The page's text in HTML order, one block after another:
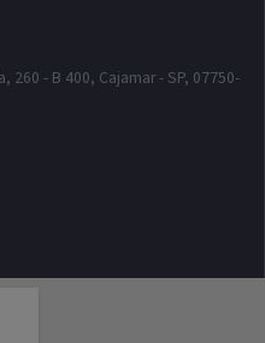
- B 400, Cajamar - SP, 07750-